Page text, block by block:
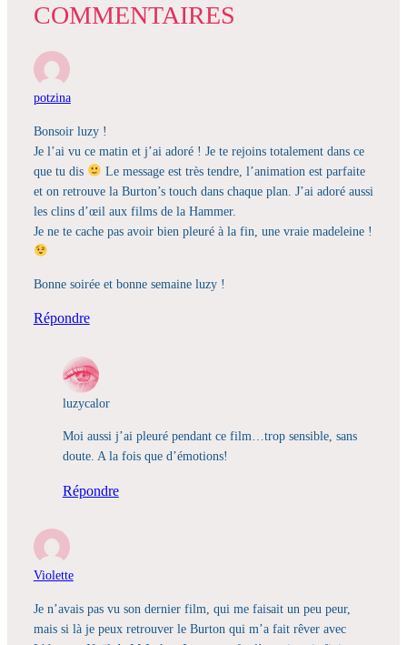
COMMENTAIRES
potzina
Bonsoir luzy !
Je l’ai vu ce matin et j’ai adoré ! Je te rejoins totalement dans ce
que tu dis
Le message est très tendre, l’animation est parfaite
et on retrouve la Burton’s touch dans chaque plan. J’ai adoré aussi
les clins d’œil aux films de la Hammer.
Je ne te cache pas avoir bien pleuré à la fin, une vraie madeleine !
Bonne soirée et bonne semaine luzy !
Répondre
luzycalor
Moi aussi j’ai pleuré pendant ce film…trop sensible, sans
doute. A la fois que d’émotions!
Répondre
Violette
Je n’avais pas vu son dernier film, qui me faisait un peu peur,
mais si là je peux retrouver le Burton qui m’a fait rêver avec